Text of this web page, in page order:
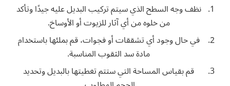
نظف وجه السطح الذي سيتم تركيب البديل عليه جيدًا وتأكد
من خلوه من أي آثار للزيوت أو الأوساخ.
في حال وجود أي تشققات أو فجوات، قم بملئها باستخدام
مادة سد الثقوب المناسبة.
قم بقياس المساحة التي ستتم تغطيتها بالبديل وتحديد